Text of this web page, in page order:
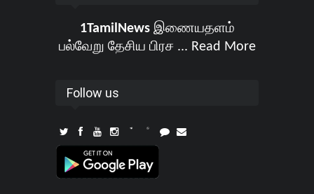
1TamilNewsஇணையதளம்
பல்வேறு தேசிய பிரச ... Read More
Follow us